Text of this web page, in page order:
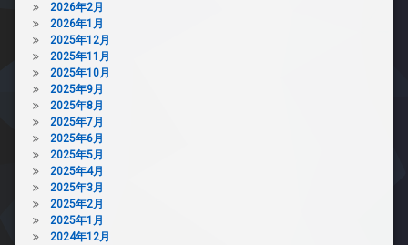
2026年2月
2026年1月
2025年12月
2025年11月
2025年10月
2025年9月
2025年8月
2025年7月
2025年6月
2025年5月
2025年4月
2025年3月
2025年2月
2025年1月
2024年12月